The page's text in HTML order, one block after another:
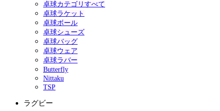
卓球カテゴリすべて
卓球ラケット
卓球ボール
卓球シューズ
卓球バッグ
卓球ウェア
卓球ラバー
Butterfly
Nittaku
TSP
ラグビー